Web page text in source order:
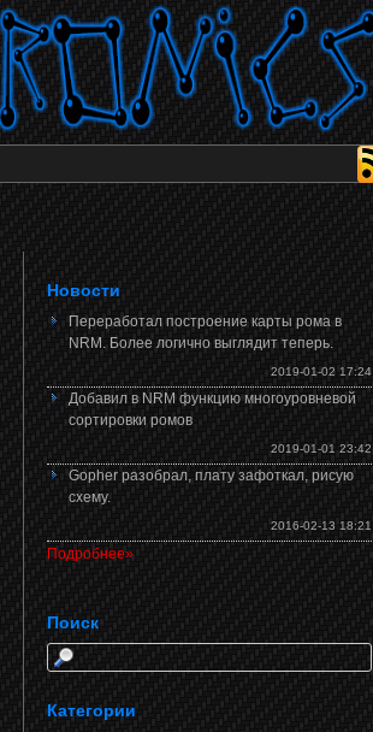
Новости
Переработал построение карты рома в
NRM. Более логично выглядит теперь.
2019-01-02 17:24
Добавил в NRM функцию многоуровневой
сортировки ромов
2019-01-01 23:42
Gopher разобрал, плату зафоткал, рисую
схему.
2016-02-13 18:21
Подробнее»
Поиск
Категории